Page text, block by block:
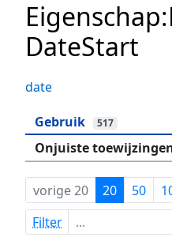
DateStart
date
Gebruik
517
Onjuiste
vorige 20 20 50
Filter